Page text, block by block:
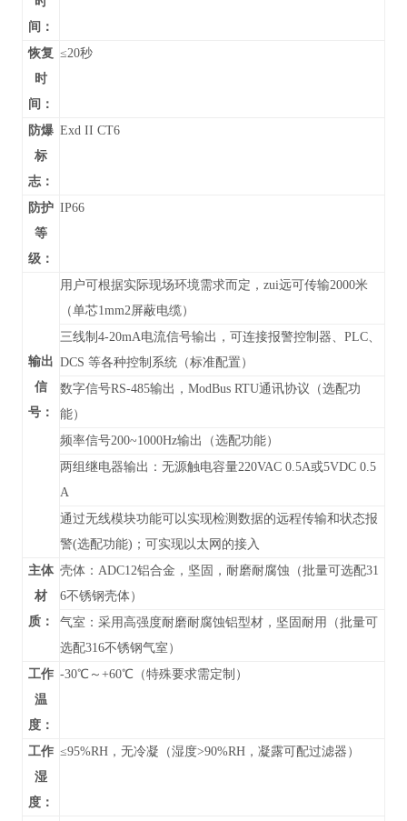
间：
恢复
时
间：
≤20秒
防爆
标
志：
Exd II CT6
防护
等
级：
IP66
输出
信
号：
用户可根据实际现场环境需求而定，zui远可传输2000米
（单芯1mm2屏蔽电缆）
三线制4-20mA电流信号输出，可连接报警控制器、PLC、
DCS 等各种控制系统（标准配置）
数字信号RS-485输出， ModBus RTU通讯协议 （选配功
能）
频率信号200~1000Hz输出（选配功能）
两组继电器输出：无源触电容量220VAC 0.5A或5VDC 0.5
A
通过无线模块功能可以实现检测数据的远程传输和状态报
警(选配功能)；可实现以太网的接入
主体
材
质：
壳体：ADC12铝合金，坚固，耐磨耐腐蚀（批量可选配31
6不锈钢壳体）
气室：采用高强度耐磨耐腐蚀铝型材，坚固耐用（批量可
选配316不锈钢气室）
工作
温
度：
-30℃～+60℃（特殊要求需定制）
工作
湿
度：
≤95%RH，无冷凝（湿度>90%RH，凝露可配过滤器）